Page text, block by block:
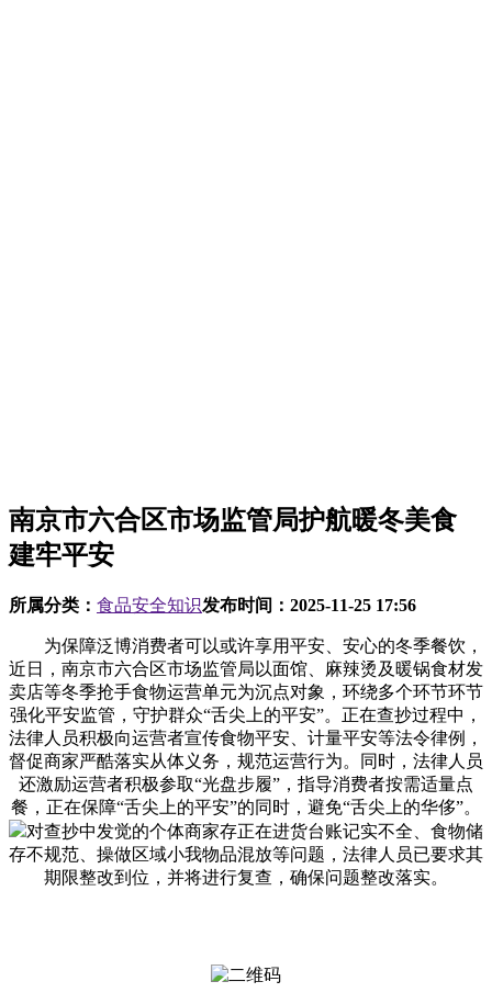
南京市六合区市场监管局护航暖冬美食
建牢平安
所属分类： 食品安全知识发布时间： 2025-11-25 17:56
为保障泛博消费者可以或许享用平安、安心的冬季餐饮，
近日，南京市六合区市场监管局以面馆、麻辣烫及暖锅食材发
卖店等冬季抢手食物运营单元为沉点对象，环绕多个环节环节
强化平安监管，守护群众“舌尖上的平安”。正在查抄过程中，
法律人员积极向运营者宣传食物平安、计量平安等法令律例，
督促商家严酷落实从体义务，规范运营行为。同时，法律人员
还激励运营者积极参取“光盘步履”，指导消费者按需适量点
餐，正在保障“舌尖上的平安”的同时，避免“舌尖上的华侈”。
对查抄中发觉的个体商家存正在进货台账记实不全、食物储
存不规范、操做区域小我物品混放等问题，法律人员已要求其
期限整改到位，并将进行复查，确保问题整改落实。